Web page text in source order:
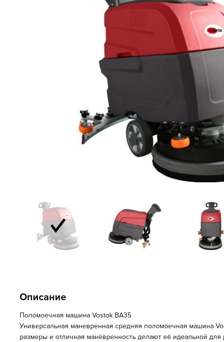
Описание
Поломоечная машина Vostok BA35
Универсальная маневренная средняя поломоечная машина
размеры и отличная манёвренность делают её идеальной